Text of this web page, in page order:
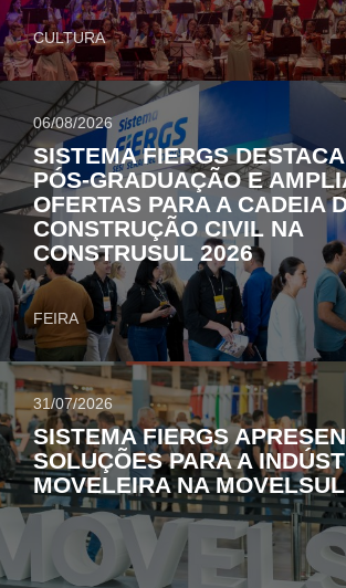
CULTURA
06/08/2026
SISTEMA FIERGS
PÓS-GRADUAÇÃO E
OFERTAS PARA A CADEIA
CONSTRUÇÃO CIVIL NA
CONSTRUSUL 2026
FEIRA
31/07/2026
SISTEMA FIERGS
SOLUÇÕES PARA A
MOVELEIRA NA